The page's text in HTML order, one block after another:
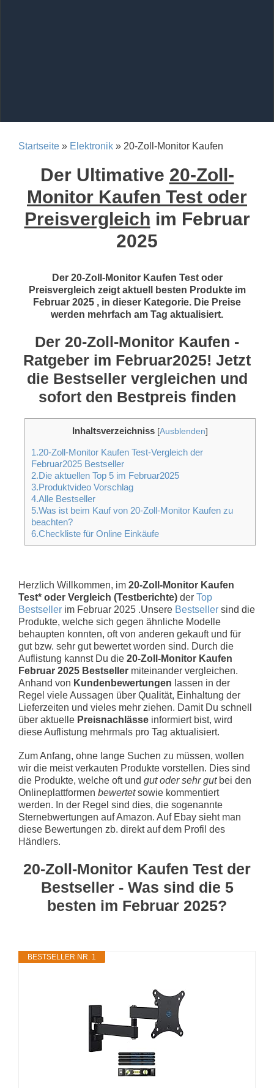
Startseite » Elektronik » 20-Zoll-Monitor Kaufen
Der Ultimative 20-Zoll-
Monitor Kaufen Test oder
Preisvergleich im Februar
2025
Der 20-Zoll-Monitor Kaufen Test oder
Preisvergleich zeigt aktuell besten Produkte im
Februar 2025 , in dieser Kategorie. Die Preise
werden mehrfach am Tag aktualisiert.
Der 20-Zoll-Monitor Kaufen -
Ratgeber im Februar2025! Jetzt
die Bestseller vergleichen und
sofort den Bestpreis finden
Inhaltsverzeichniss [Ausblenden]
1.20-Zoll-Monitor Kaufen Test-Vergleich der
Februar2025 Bestseller
2.Die aktuellen Top 5 im Februar2025
3.Produktvideo Vorschlag
4.Alle Bestseller
5.Was ist beim Kauf von 20-Zoll-Monitor Kaufen zu
beachten?
6.Checkliste für Online Einkäufe
Herzlich Willkommen, im 20-Zoll-Monitor Kaufen
Test* oder Vergleich (Testberichte) der Top
Bestseller im Februar 2025 .Unsere Bestseller sind die
Produkte, welche sich gegen ähnliche Modelle
behaupten konnten, oft von anderen gekauft und für
gut bzw. sehr gut bewertet worden sind. Durch die
Auflistung kannst Du die 20-Zoll-Monitor Kaufen
Februar 2025 Bestseller miteinander vergleichen.
Anhand von Kundenbewertungen lassen in der
Regel viele Aussagen über Qualität, Einhaltung der
Lieferzeiten und vieles mehr ziehen. Damit Du schnell
über aktuelle Preisnachlässe informiert bist, wird
diese Auflistung mehrmals pro Tag aktualisiert.
Zum Anfang, ohne lange Suchen zu müssen, wollen
wir die meist verkauten Produkte vorstellen. Dies sind
die Produkte, welche oft und gut oder sehr gutbei den
Onlineplattformen bewertetsowie kommentiert
werden. In der Regel sind dies, die sogenannte
Sternebwertungen auf Amazon. Auf Ebay sieht man
diese Bewertungen zb. direkt auf dem Profil des
Händlers.
20-Zoll-Monitor Kaufen Test der
Bestseller - Was sind die 5
besten im Februar 2025?
BESTSELLER NR. 1